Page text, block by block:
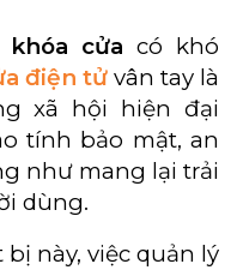
cửa có khó
điện tử vân tay là
xã hội hiện đại
tính bảo mật, an
như mang lại trải
dùng.
này, việc quản lý